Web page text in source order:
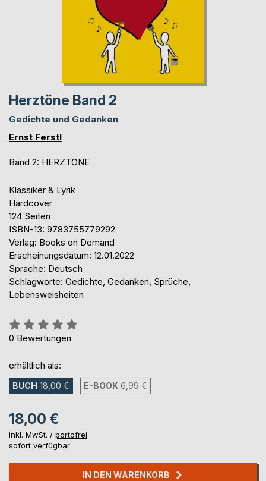
Herztöne Band 2
Gedichte und Gedanken
Ernst Ferstl
Band 2: HERZTÖNE
Klassiker & Lyrik
Hardcover
124 Seiten
ISBN-13: 9783755779292
Verlag: Books on Demand
Erscheinungsdatum: 12.01.2022
Sprache: Deutsch
Schlagworte: Gedichte, Gedanken, Sprüche,
Lebensweisheiten
Bewertung::
0%
0 Bewertungen
erhältlich als:
BUCH 18,00 € E-BOOK 6,99 €
18,00 €
inkl. MwSt. / portofrei
sofort verfügbar
IN DEN WARENKORB